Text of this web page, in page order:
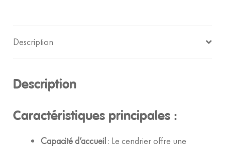
Description
Description
Caractéristiques principales :
Capacité d’accueil : Le cendrier offre une